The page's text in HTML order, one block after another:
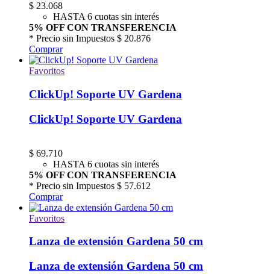
$ 23.068
HASTA 6 cuotas sin interés
5% OFF CON TRANSFERENCIA
* Precio sin Impuestos $ 20.876
Comprar
Favoritos
ClickUp! Soporte UV Gardena
ClickUp! Soporte UV Gardena
$ 69.710
HASTA 6 cuotas sin interés
5% OFF CON TRANSFERENCIA
* Precio sin Impuestos $ 57.612
Comprar
Favoritos
Lanza de extensión Gardena 50 cm
Lanza de extensión Gardena 50 cm